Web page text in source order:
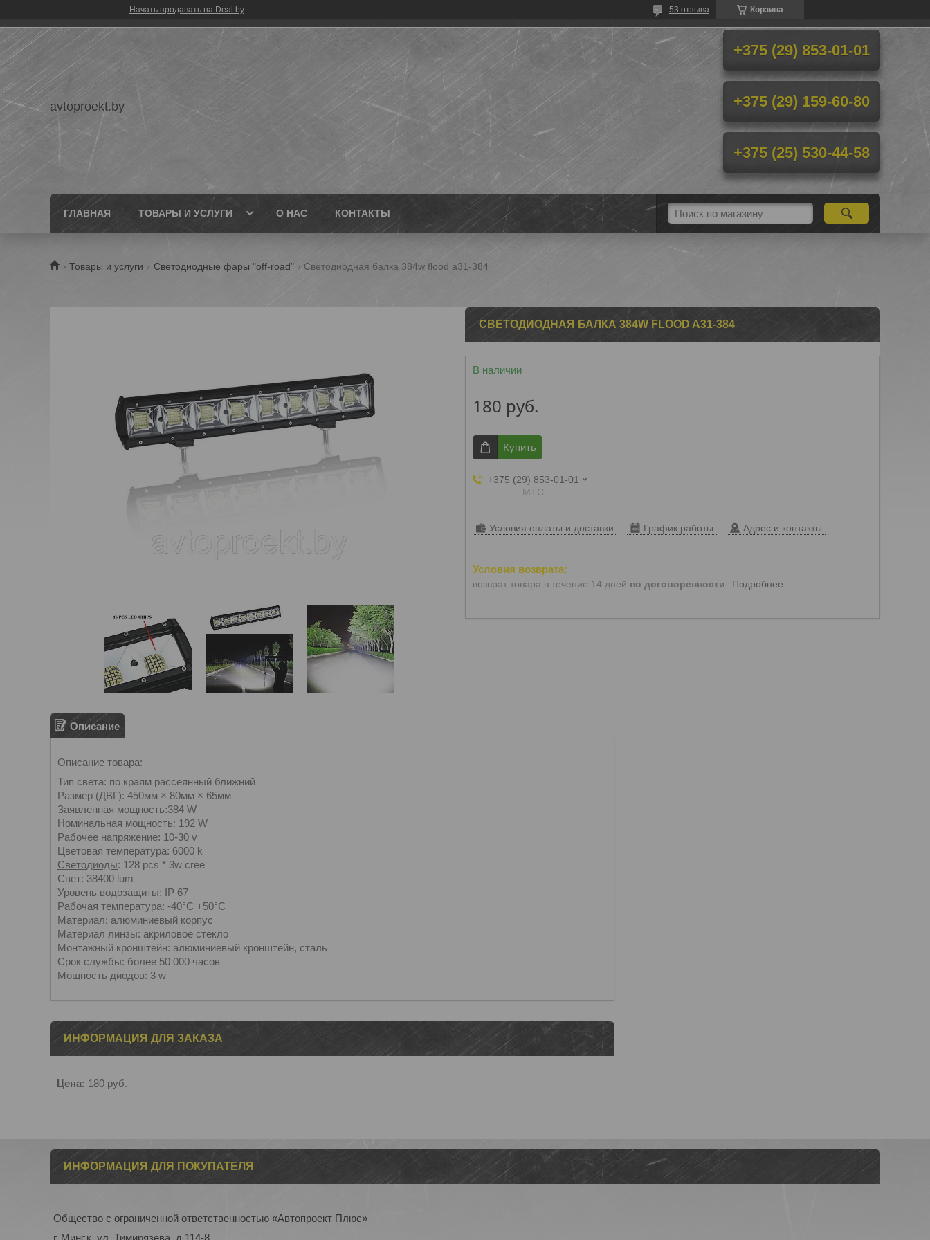
Начать продавать на Deal.by Корзина
53 отзыва
avtoproekt.by
+375 (29) 853-01-01
+375 (29) 159-60-80
+375 (25) 530-44-58
ГЛАВНАЯ ТОВАРЫ И УСЛУГИ О НАС КОНТАКТЫ
Товары и услуги Светодиодные фары "off-road" Светодиодная балка 384w flood a31-384
СВЕТОДИОДНАЯ БАЛКА 384W FLOOD A31-384
В наличии
180 руб.
Купить
+375 (29) 853-01-01
МТС
Условия оплаты и доставки График работы Адрес и контакты
возврат товара в течение 14 дней по договоренности Подробнее
Описание
Описание товара:
Тип света: по краям рассеянный ближний
Размер (ДВГ): 450мм × 80мм × 65мм
Заявленная мощность:384 W
Номинальная мощность: 192 W
Рабочее напряжение: 10-30 v
Цветовая температура: 6000 k
Светодиоды: 128 pcs * 3w cree
Свет: 38400 lum
Уровень водозащиты: IP 67
Рабочая температура: -40°C +50°C
Материал: алюминиевый корпус
Материал линзы: акриловое стекло
Mонтажный кронштейн: алюминиевый кронштейн, сталь
Срок службы: более 50 000 часов
Мощность диодов: 3 w
ИНФОРМАЦИЯ ДЛЯ ЗАКАЗА
Цена: 180 руб.
ИНФОРМАЦИЯ ДЛЯ ПОКУПАТЕЛЯ
Общество с ограниченной ответственностью «Автопроект Плюс»
г. Минск, ул. Тимирязева, д.114-8